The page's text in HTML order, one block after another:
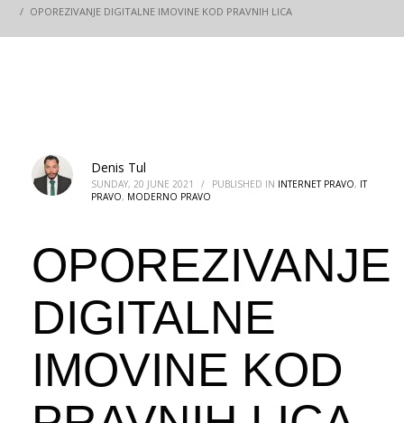
OPOREZIVANJE DIGITALNE IMOVINE KOD PRAVNIH LICA
Denis Tul
SUNDAY, 20 JUNE 2021 / PUBLISHED IN INTERNET PRAVO, IT
PRAVO, MODERNO PRAVO
OPOREZIVANJE
DIGITALNE
IMOVINE KOD